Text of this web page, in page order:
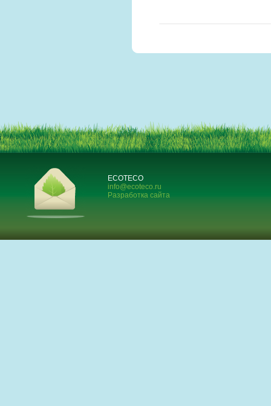
ECOTECO
info@ecoteco.ru
Разработка сайта